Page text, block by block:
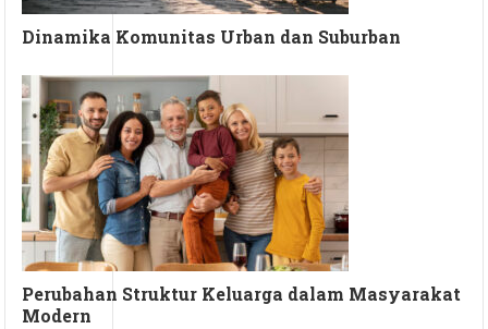
Dinamika Komunitas Urban dan Suburban
Perubahan Struktur Keluarga dalam Masyarakat
Modern